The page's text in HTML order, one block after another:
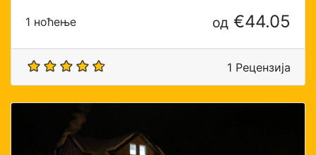
1 ноћење од €44.05
1 Рецензија